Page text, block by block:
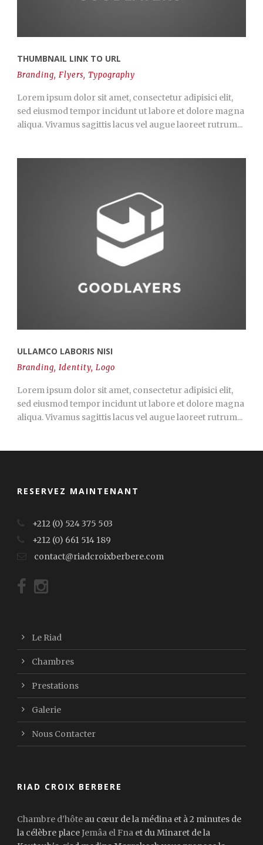
THUMBNAIL LINK TO URL
Branding, Flyers, Typography
Lorem ipsum dolor sit amet, consectetur adipisici elit,
sed eiusmod tempor incidunt ut labore et dolore magna
aliqua. Vivamus sagittis lacus vel augue laoreet rutrum...
ULLAMCO LABORIS NISI
Branding, Identity, Logo
Lorem ipsum dolor sit amet, consectetur adipisici elit,
sed eiusmod tempor incidunt ut labore et dolore magna
aliqua. Vivamus sagittis lacus vel augue laoreet rutrum...
RESERVEZ MAINTENANT
+212 (0) 524 375 503
+212 (0) 661 514 189
contact@riadcroixberbere.com
Le Riad
Chambres
Prestations
Galerie
Nous Contacter
RIAD CROIX BERBERE
Chambre d’hôte au cœur de la médina et à 2 minutes de
la célèbre placeJemâa el Fna et du Minaret de la